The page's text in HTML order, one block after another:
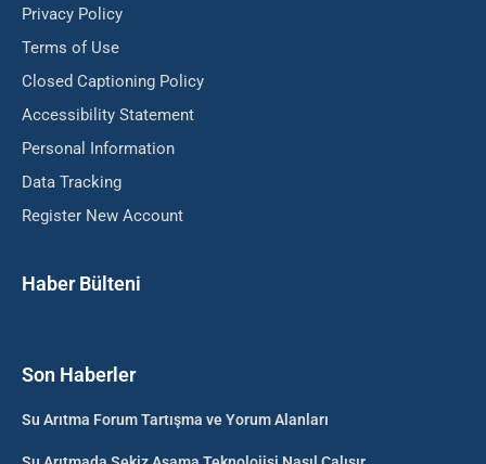
Privacy Policy
Terms of Use
Closed Captioning Policy
Accessibility Statement
Personal Information
Data Tracking
Register New Account
Haber Bülteni
Son Haberler
Su Arıtma Forum Tartışma ve Yorum Alanları